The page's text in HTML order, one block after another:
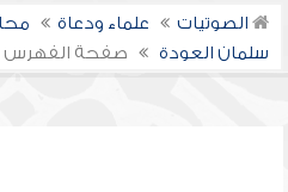
الصوتيات علماء ودعاة
سلمان العودة
صفحة الفهرس